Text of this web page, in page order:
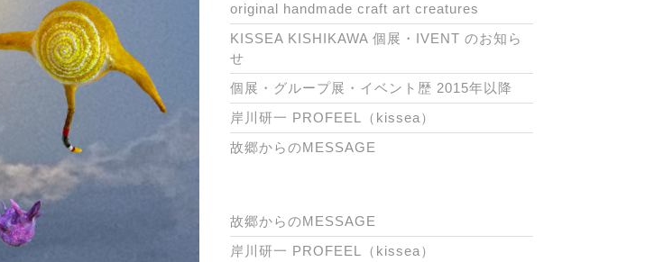
original handmade craft art creatures
KISSEA KISHIKAWA 個展・IVENT のお知ら
せ
個展・グループ展・イベント歴 2015年以降
岸川研一 PROFEEL（kissea）
故郷からのMESSAGE
故郷からのMESSAGE
岸川研一 PROFEEL（kissea）